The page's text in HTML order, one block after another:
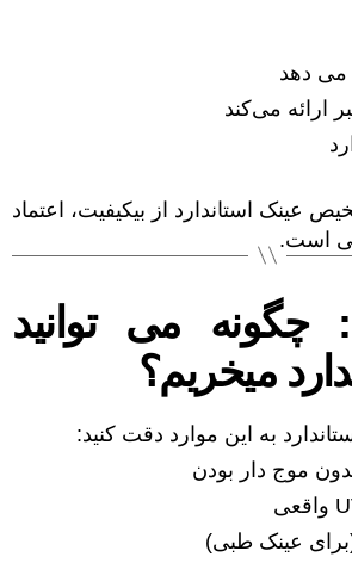
ارائه می‌کند
عینک استاندارد از بیکیفیت، اعتماد
است.
چگونه می توانید
میخریم؟
به این موارد دقت کنید:
موج دار بودن
عینک طبی)